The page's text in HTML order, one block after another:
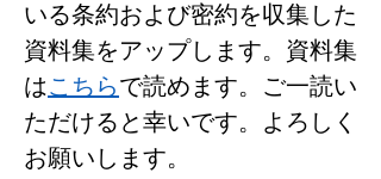
いる条約および密約を収集​した
資料集をアップします。 資料集
はこちらで読めます。​ご一読い
ただけると幸いです。よろしく
お願いします。